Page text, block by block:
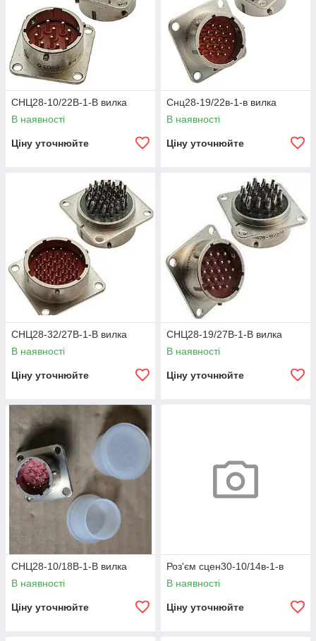
СНЦ28-10/22В-1-В вилка
В наявності
Ціну уточнюйте
Снц28-19/22в-1-в вилка
В наявності
Ціну уточнюйте
СНЦ28-32/27В-1-В вилка
В наявності
Ціну уточнюйте
СНЦ28-19/27В-1-В вилка
В наявності
Ціну уточнюйте
СНЦ28-10/18В-1-В вилка
В наявності
Ціну уточнюйте
Роз'єм сцен30-10/14в-1-в
В наявності
Ціну уточнюйте